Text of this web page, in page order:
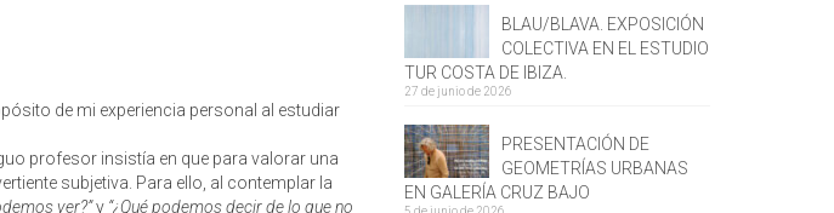
de mi experiencia personal al estudiar
profesor insistía en que para valorar una
subjetiva. Para ello, al contemplar la
ver?”y “¿Qué podemos decir de lo que no
BLAU/BLAVA. EXPOSICIÓN
COLECTIVA EN EL ESTUDIO
TUR COSTA DE IBIZA.
27 de junio de 2026
PRESENTACIÓN DE
GEOMETRÍAS URBANAS
EN GALERÍA CRUZ BAJO